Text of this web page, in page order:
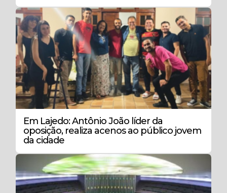
Em Lajedo: Antônio João líder da
oposição, realiza acenos ao público jovem
da cidade